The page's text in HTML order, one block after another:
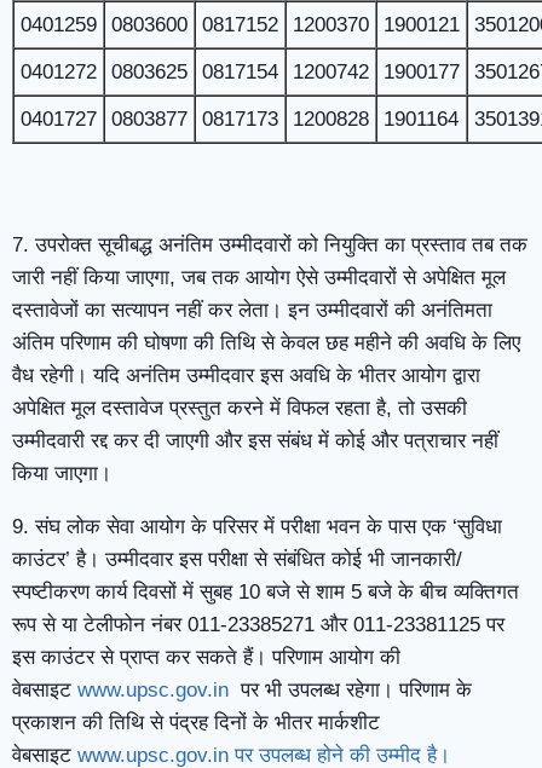
0401259 0803600 0817152 1200370 1900121
0401272 0803625 0817154 1200742 1900177
0401727 0803877 0817173 1200828 1901164
7. उपरोक्त सूचीबद्ध अनंतिम उम्मीदवारों को नियुक्ति का प्रस्ताव तब तक
जारी नहीं किया जाएगा, जब तक आयोग ऐसे उम्मीदवारों से अपेक्षित मूल
दस्तावेजों का सत्यापन नहीं कर लेता। इन उम्मीदवारों की अनंतिमता
अंतिम परिणाम की घोषणा की तिथि से केवल छह महीने की अवधि के लिए
वैध रहेगी। यदि अनंतिम उम्मीदवार इस अवधि के भीतर आयोग द्वारा
अपेक्षित मूल दस्तावेज प्रस्तुत करने में विफल रहता है, तो उसकी
उम्मीदवारी रद्द कर दी जाएगी और इस संबंध में कोई और पत्राचार नहीं
किया जाएगा।
9. संघ लोक सेवा आयोग के परिसर में परीक्षा भवन के पास एक ‘सुविधा
काउंटर’ है। उम्मीदवार इस परीक्षा से संबंधित कोई भी जानकारी/
स्पष्टीकरण कार्य दिवसों में सुबह 10 बजे से शाम 5 बजे के बीच व्यक्तिगत
रूप से या टेलीफोन नंबर 011-23385271 और 011-23381125 पर
इस काउंटर से प्राप्त कर सकते हैं। परिणाम आयोग की
वेबसाइट www.upsc.gov.in पर भी उपलब्ध रहेगा। परिणाम के
प्रकाशन की तिथि से पंद्रह दिनों के भीतर मार्कशीट
वेबसाइट www.upsc.gov.in पर उपलब्ध होने की उम्मीद है।